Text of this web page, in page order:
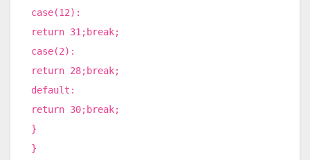
case(12):
return 31;break;
case(2):
return 28;break;
default:
return 30;break;
}
}